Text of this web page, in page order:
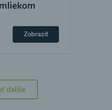
Zobraziť
ďalšie